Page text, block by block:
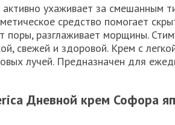
ухаживает за смешанным
средство помогает
поры, разглаживает морщины.
свежей и здоровой. Крем с
лучей. Предназначен для
Дневной крем Софора